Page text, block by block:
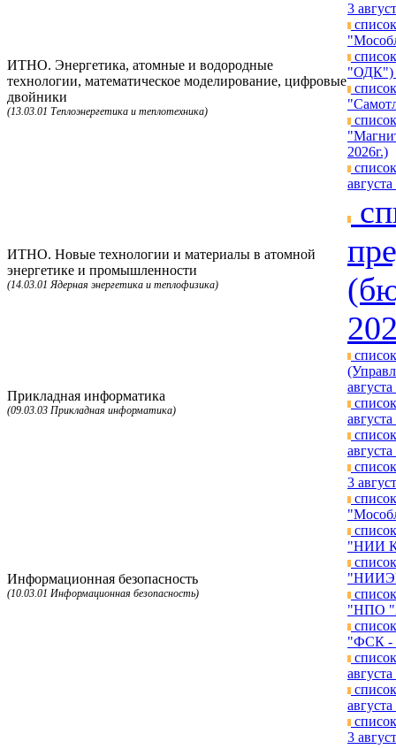
ИТНО. Энергетика, атомные и водородные
технологии, математическое моделирование, цифровые
двойники
(13.03.01 Теплоэнергетика и теплотехника)
3
"ОДК")
2026г.)
ИТНО. Новые технологии и материалы в атомной
энергетике и промышленности
(14.03.01 Ядерная энергетика и теплофизика)
Прикладная информатика
(09.03.03 Прикладная информатика)
Информационная безопасность
(10.03.01 Информационная безопасность)
3
"НИИ
"НПО
"ФСК -
3